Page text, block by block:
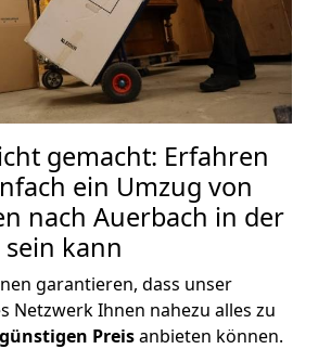
gemacht: Erfahren
ein Umzug von
nach Auerbach in der
kann
garantieren, dass unser
Netzwerk Ihnen nahezu alles zu
Preisanbieten können.